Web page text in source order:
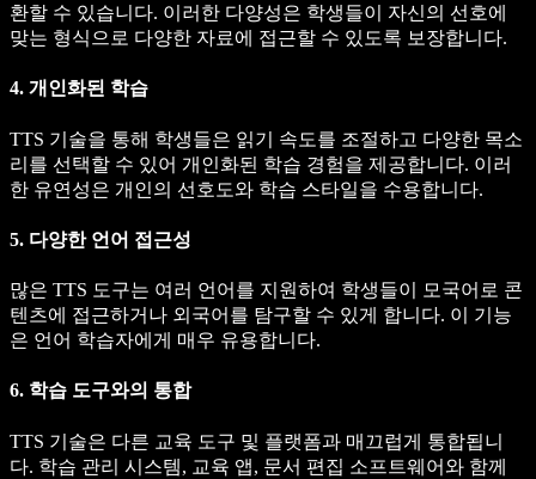
환할 수 있습니다. 이러한 다양성은 학생들이 자신의 선호에
맞는 형식으로 다양한 자료에 접근할 수 있도록 보장합니다.
4. 개인화된 학습
TTS 기술을 통해 학생들은 읽기 속도를 조절하고 다양한 목소
리를 선택할 수 있어 개인화된 학습 경험을 제공합니다. 이러
한 유연성은 개인의 선호도와 학습 스타일을 수용합니다.
5. 다양한 언어 접근성
많은 TTS 도구는 여러 언어를 지원하여 학생들이 모국어로 콘
텐츠에 접근하거나 외국어를 탐구할 수 있게 합니다. 이 기능
은 언어 학습자에게 매우 유용합니다.
6. 학습 도구와의 통합
TTS 기술은 다른 교육 도구 및 플랫폼과 매끄럽게 통합됩니
다. 학습 관리 시스템, 교육 앱, 문서 편집 소프트웨어와 함께